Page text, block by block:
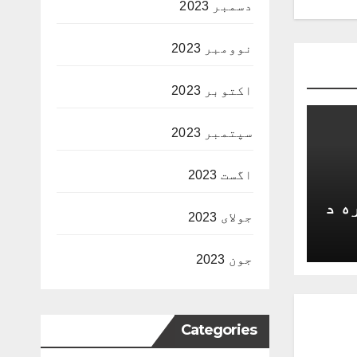
د
دسمبر 2023
نوومبر 2023
اکتوبر 2023
سپتمبر 2023
اگست 2023
جولای 2023
جون 2023
Categories